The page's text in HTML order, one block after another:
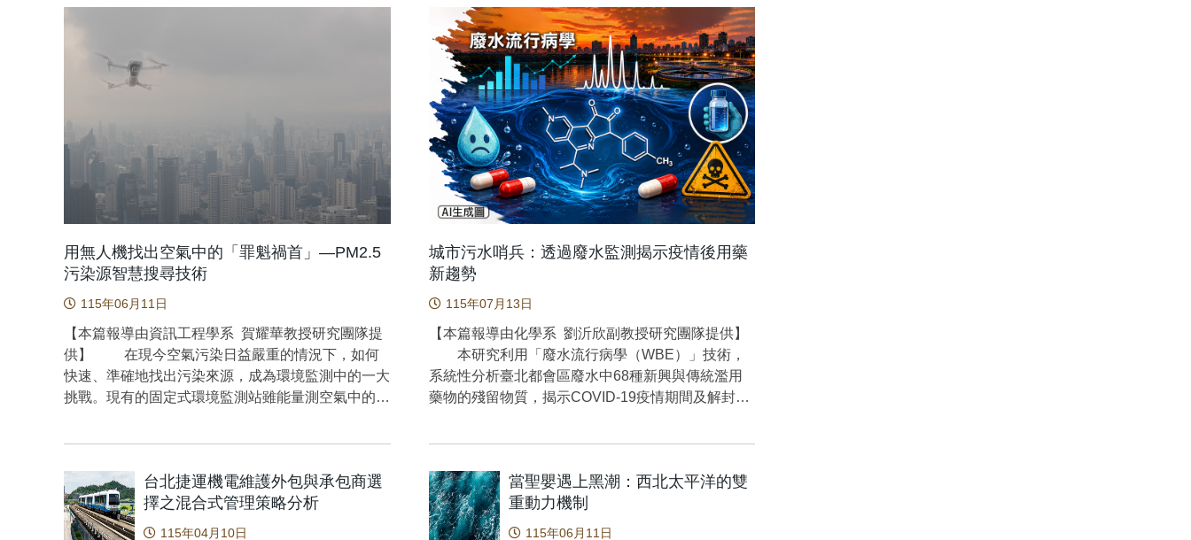
共衛生政策工具的應用路徑。 原文出處：Ting, T. T., Chen, P. C.,
Chang, Y. C., Chiang, P. J., Li, H. C., Chen, S. H., Chen, P. C.,
Chu, H. T., Chuang, P. Y., Liu, Y. H., & Chen, P. S. (2024).
Wastewater-based epidemiology to monitor 68 NPS/conventional
drug use in Taipei metropolitan area in Taiwan during and after
COVID-19 pandemic. Journal of Hazardous Materials, 476,
135020. https://doi.org/10.1016/j.jhazmat.2024.135020
研究旨在探討股四頭肌發⼒率對於有無前⼗字韌帶重
間範圍內爆發性收縮的能⼒，也就是發⼒率所量化的
研究⽬的為探究股四頭肌的發⼒率對於有無前⼗字韌
帶重建⼿術的女性，在前⼗字韌帶傷害相關的⽮狀⾯
落地⼒學上的影響。 本研究共納入19名前⼗字
韌帶重建術後與19名對照組女性的股四頭肌發⼒率
與落地⽣物⼒學。測驗內容包括股四頭肌的等長收
縮，以及在雙腳和單腳跳躍著地時的⽣物⼒學表現。
研究採⽤逐步多元線性回歸模型，來確定組別、發⼒
率及其交互作⽤，是否能夠解釋每⼀項落地⽣物⼒學
變量中變異。若峰值動⼒學變量可由發⼒率或其交互
作⽤所預測，則進一步將峰值力發生時之膝關節屈曲
角度納入共變量進行控制分析。 研究結果發
現，不同著地任務下的股四頭肌發⼒率影響。在單腳
落地時，受傷組女性在觸地瞬間時的膝關節屈曲⾓度
⼤於對照組。不論組別，更⼤的發⼒率皆與更⾼的峰
值⼒量⾼，但同時也伴隨著更⼤的膝關節屈曲角度，
此動作策略可能減輕了前⼗字韌帶的受力負載。
在雙腳落地時，發⼒率越⼤，⼿術腳出現較早達
機對照實驗，研究對象皆為確診的憂鬱症患者（共納
入 945 名患者）。實驗中，一部分人參與有氧健身
運動（如跑步、快走、騎腳踏車），另一部分人則進
行伸展、放鬆，或維持原本生活，再比較兩組的認知
變化。 研究結果顯示： 整體認知功能改善：有氧健
身運動對認知功能帶來小幅但顯著的正向效果。 記
憶力與思考力受益最多：有氧健身運動者在記憶測驗
與解決問題的表現顯著優於未運動者。 黃金運動處
方：每週 3 次、每次少於 45 分鐘、持續 12 週的有
氧健身運動，效果最佳。 改善最明顯的族群：住院
患者以及同時服用抗憂鬱藥物者進步最為明顯。 對
日常生活的啟示 這項研究告訴提供一個重要訊息：
有氧健身運動不只是讓身體變健康，也能讓大腦變聰
明，特別是對憂鬱症患者認知功能與日常生活表
現。 若自身或身邊的人正面臨憂鬱症，把有氧健身
運動當作生活的一部分，可能會對認知功能和情緒都
有幫助。 不需要太長或太激烈的運動，每週三次、
每次30–45分鐘的慢跑、快走或騎車，就能帶來好
處。 有氧健身運動最好有規劃，像是「固定時間、
還在探索「為什麼運動能幫助大腦」──可能跟血流
增加、神經傳導物質或大腦可塑性有關，但至少目前
已經能確定：動起來，對心情好，對大腦也好！ 原
用無人機找出空氣中的「罪魁禍首」—PM2.5
污染源智慧搜尋技術
115年06月11日
【本篇報導由資訊工程學系 賀耀華教授研究團隊提
供】 在現今空氣污染日益嚴重的情況下，如何
快速、準確地找出污染來源，成為環境監測中的一大
挑戰。現有的固定式環境監測站雖能量測空氣中的
題，本研究提出一種結合無人機（UAV）與 PM2.5
感測技術的污染源搜尋方法。透過在無人機上搭載
PM2.5 感測器，讓無人機能夠在空中靈活飛行，並
台北捷運機電維護外包與承包商選
擇之混合式管理策略分析
115年04月10日
城市污水哨兵：透過廢水監測揭示疫情後用藥
新趨勢
115年07月13日
【本篇報導由化學系 劉沂欣副教授研究團隊提供】
本研究利用「廢水流行病學（WBE）」技術，
系統性分析臺北都會區廢水中68種新興與傳統濫用
藥物的殘留物質，揭示COVID-19疫情期間及解封後
升至疫情期間的3.2 倍，顯示社會事件與毒品流通之
間的密切連動性。相較傳統調查方式，本方法具備不
涉及個人隱私、即時性高、成本低及偵測能力強等優
當聖嬰遇上黑潮：西北太平洋的雙
重動力機制
115年06月11日